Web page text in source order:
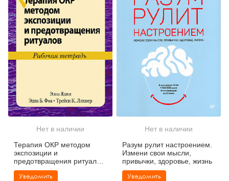
Нет в наличии
Терапия ОКР методом
экспозиции и
предотвращения ритуалов.
Рабочая тетрадь
Уведомить
Нет в наличии
Разум рулит настроением.
Измени свои мысли,
привычки, здоровье, жизнь
Уведомить